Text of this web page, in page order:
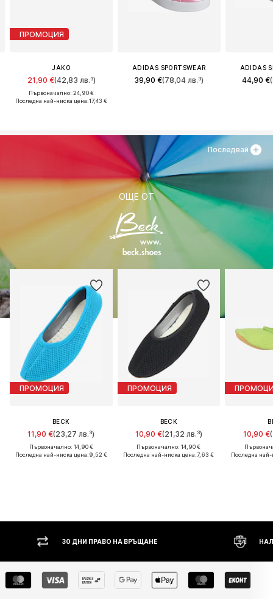
ПРОМОЦИЯ
JAKO
21,90 €(42,83 лв.³)
Първоначално: 24,90 €
Последна най-ниска цена:17,43 €
ADIDAS SPORTSWEAR
39,90 €(78,04 лв.³)
ADIDAS
44,90 €
ОЩЕ ОТ
ПРОМОЦИЯ
BECK
11,90 €(23,27 лв.³)
Първоначално: 14,90 €
Последна най-ниска цена:9,52 €
ПРОМОЦИЯ
BECK
10,90 €(21,32 лв.³)
Първоначално: 14,90 €
Последна най-ниска цена:7,63 €
10,90 €
Последна
Последвай
30 ДНИ ПРАВО НА ВРЪЩАНЕ